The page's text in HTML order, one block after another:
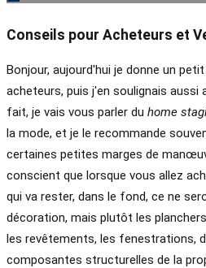
Conseils pour Acheteurs et
Bonjour, aujourd'hui je donne un
acheteurs, puis j'en soulignais aussi
fait, je vais vous parler du home
la mode, et je le recommande
certaines petites marges de
conscient que lorsque vous allez
qui va rester, dans le fond, ce ne
décoration, mais plutôt les
les revêtements, les fenestrations,
composantes structurelles de la